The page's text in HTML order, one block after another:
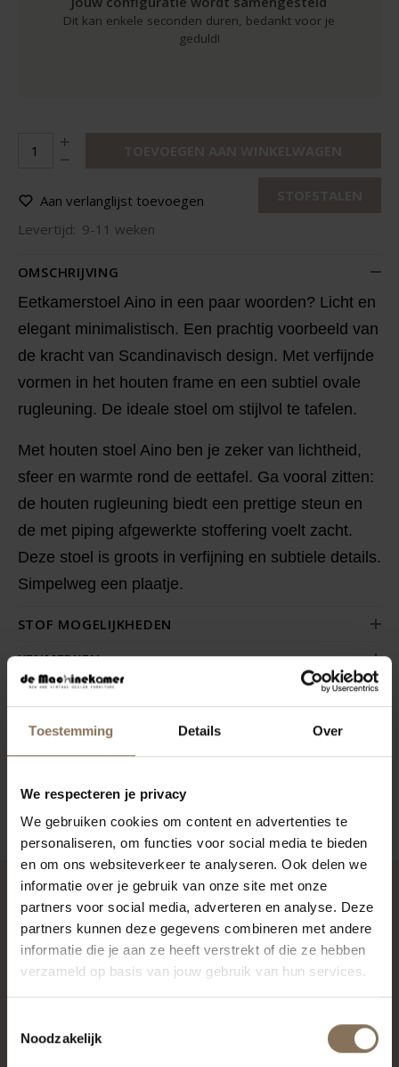
Toestemming Details Over
We respecteren je privacy
We gebruiken cookies om content en advertenties te
personaliseren, om functies voor social media te bieden
en om ons websiteverkeer te analyseren. Ook delen we
informatie over je gebruik van onze site met onze
partners voor social media, adverteren en analyse. Deze
partners kunnen deze gegevens combineren met andere
informatie die je aan ze heeft verstrekt of die ze hebben
verzameld op basis van jouw gebruik van hun services.
Noodzakelijk
Dit kan enkele seconden duren, bedankt voor je
geduld!
Aan verlanglijst toevoegen
Levertijd: 9-11 weken
OMSCHRIJVING
Eetkamerstoel Aino in een paar woorden? Licht en
elegant minimalistisch. Een prachtig voorbeeld van
de kracht van Scandinavisch design. Met verfijnde
vormen in het houten frame en een subtiel ovale
rugleuning. De ideale stoel om stijlvol te tafelen.
Met houten stoel Aino ben je zeker van lichtheid,
sfeer en warmte rond de eettafel. Ga vooral zitten:
de houten rugleuning biedt een prettige steun en
de met piping afgewerkte stoffering voelt zacht.
Deze stoel is groots in verfijning en subtiele details.
Simpelweg een plaatje.
STOF MOGELIJKHEDEN
KENMERKEN
VERPAKKING & MONTAGE
STOFSTALEN BESTELLEN
AFMETINGEN & STOFFEN
ZAKELIJK
RECENT BEKEKEN